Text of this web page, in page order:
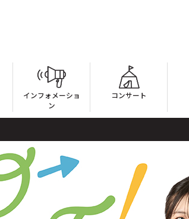
インフォメーショ
ン
コンサート